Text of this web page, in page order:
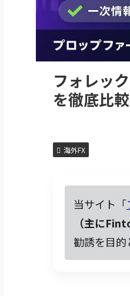
フォレッ
を徹底比
海外FX
当サイト「
（主に
勧誘を目的